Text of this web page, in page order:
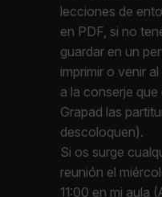
lecciones de
en PDF, si no
guardar en un
imprimir o venir
a la conserje
Grapad las
descoloquen).
Si os surge
reunión el
11:00 en mi aula